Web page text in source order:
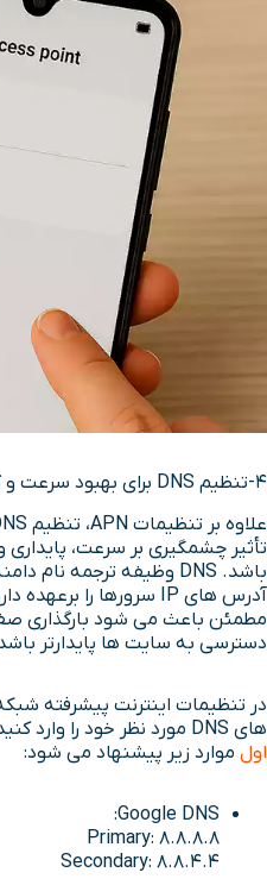
4-تنظیم DNS برای بهبود سرعت و کیفیت اینترنت
تأثیر چشمگیری بر سرعت،
مطمئن باعث می شود بارگذاری
دسترسی به سایت ها پایدارتر
در تنظیمات اینترنت پیشرفته
های DNS مورد نظر خود را وارد کنید. از بین
اول موارد زیر پیشنهاد می شود:
Google DNS:
Primary: 8.8.8.8
Secondary: 8.8.4.4